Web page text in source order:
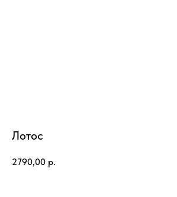
Лотос
2790,00 р.